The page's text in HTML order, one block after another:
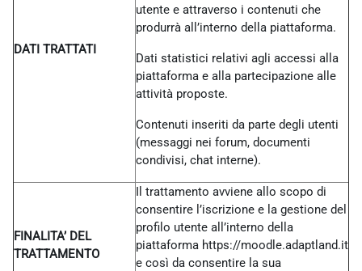
DATI TRATTATI
utente e attraverso i contenuti che
produrrà all’interno della piattaforma.
Dati statistici relativi agli accessi alla
piattaforma e alla partecipazione alle
attività proposte.
Contenuti inseriti da parte degli utenti
(messaggi nei forum, documenti
condivisi, chat interne).
FINALITA’ DEL
TRATTAMENTO
Il trattamento avviene allo scopo di
consentire l’iscrizione e la gestione del
profilo utente all’interno della
piattaforma https://moodle.adaptland.it
e così da consentire la sua